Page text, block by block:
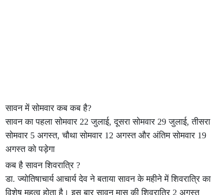
सावन में सोमवार कब कब है?
सावन का पहला सोमवार 22 जुलाई, दूसरा सोमवार 29 जुलाई, तीसरा
सोमवार 5 अगस्त, चौथा सोमवार 12 अगस्त और अंतिम सोमवार 19
अगस्त को पड़ेगा
कब है सावन शिवरात्रि ?
डा. ज्योतिषाचार्य आचार्य देव ने बताया सावन के महीने में शिवरात्रि का
विशेष महत्व होता है। इस बार सावन मास की शिवरात्रि 2 अगस्त